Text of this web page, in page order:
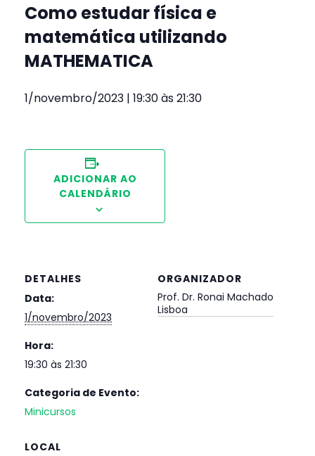
Como estudar física e
matemática utilizando
MATHEMATICA
1/novembro/2023 | 19:30às21:30
ADICIONAR AO
CALENDÁRIO
DETALHES
Data:
1/novembro/2023
Hora:
19:30 às 21:30
Categoria de Evento:
Minicursos
LOCAL
ORGANIZADOR
Prof. Dr. Ronai Machado
Lisboa